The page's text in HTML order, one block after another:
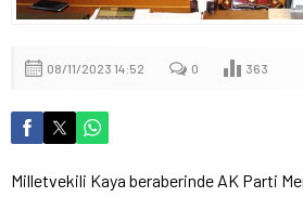
08/11/2023 14:52 0 363
Milletvekili Kaya beraberinde AK Parti